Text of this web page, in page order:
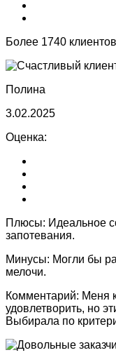
Более 1740
Полина
3.02.2025
Оценка:
Плюсы: Идеальное
запотевания.
Минусы: Могли бы
мелочи.
Комментарий: Меня
удовлетворить, но
Выбирала по